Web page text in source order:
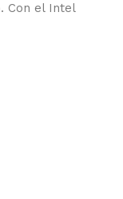
Con el Intel